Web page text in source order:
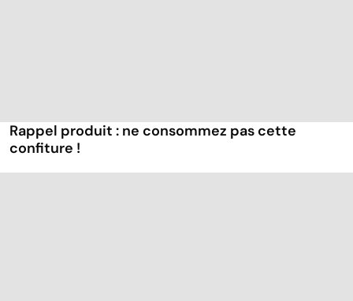
Rappel produit : ne consommez pas cette
confiture !